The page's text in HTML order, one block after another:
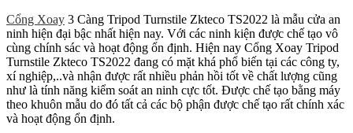
Cổng Xoay 3 Càng Tripod Turnstile Zkteco TS2022 là mẫu cửa an
ninh hiện đại bậc nhất hiện nay. Với các ninh kiện được chế tạo vô
cùng chính sác và hoạt động ổn định. Hiện nay Cổng Xoay Tripod
Turnstile Zkteco TS2022 đang có mặt khá phổ biến tại các công ty,
xí nghiệp,..và nhận được rất nhiều phản hồi tốt về chất lượng cũng
như là tính năng kiểm soát an ninh cực tốt. Được chế tạo bằng máy
theo khuôn mẫu do đó tất cả các bộ phận được chế tạo rất chính xác
và hoạt động ổn định.